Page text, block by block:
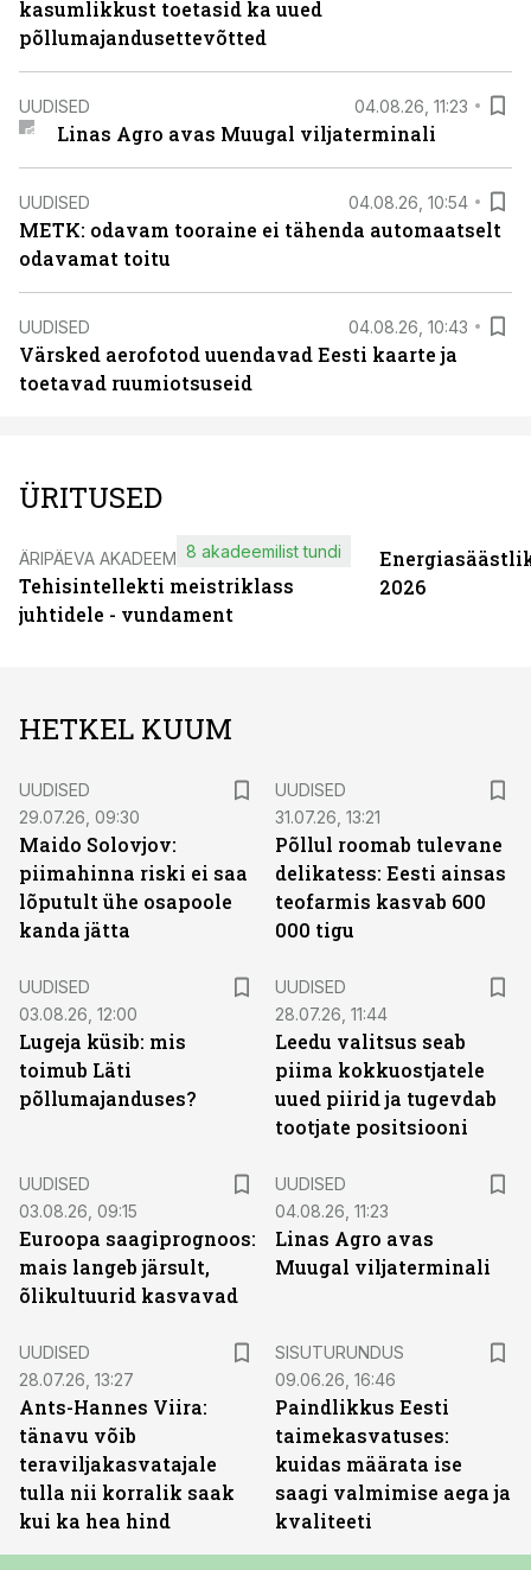
kasumlikkust toetasid ka uued
põllumajandusettevõtted
UUDISED 04.08.26, 11:23
Linas Agro avas Muugal viljaterminali
UUDISED 04.08.26, 10:54
METK: odavam tooraine ei tähenda automaatselt
odavamat toitu
UUDISED 04.08.26, 10:43
Värsked aerofotod uuendavad Eesti kaarte ja
toetavad ruumiotsuseid
ÜRITUSED
ÄRIPÄEVA AKADEEMIA
Tehisintellekti meistriklass
juhtidele - vundament
8 akadeemilist tundi
2026
HETKEL KUUM
UUDISED
29.07.26, 09:30
Maido Solovjov:
piimahinna riski ei saa
lõputult ühe osapoole
kanda jätta
UUDISED
31.07.26, 13:21
Põllul roomab tulevane
delikatess: Eesti ainsas
teofarmis kasvab 600
000 tigu
UUDISED
03.08.26, 12:00
Lugeja küsib: mis
toimub Läti
põllumajanduses?
UUDISED
28.07.26, 11:44
Leedu valitsus seab
piima kokkuostjatele
uued piirid ja tugevdab
tootjate positsiooni
UUDISED
03.08.26, 09:15
Euroopa saagiprognoos:
mais langeb järsult,
õlikultuurid kasvavad
UUDISED
04.08.26, 11:23
Linas Agro avas
Muugal viljaterminali
UUDISED
28.07.26, 13:27
Ants-Hannes Viira:
tänavu võib
teraviljakasvatajale
tulla nii korralik saak
kui ka hea hind
SISUTURUNDUS
09.06.26, 16:46
Paindlikkus Eesti
taimekasvatuses:
kuidas määrata ise
saagi valmimise aega ja
kvaliteeti